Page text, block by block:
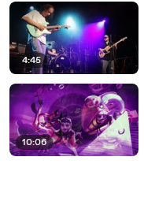
4:45
10:06